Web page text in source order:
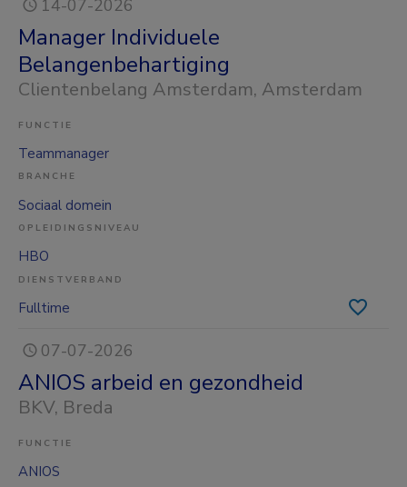
14-07-2026
Manager Individuele
Belangenbehartiging
Clientenbelang Amsterdam, Amsterdam
FUNCTIE
Teammanager
BRANCHE
Sociaal domein
OPLEIDINGSNIVEAU
HBO
DIENSTVERBAND
Fulltime
07-07-2026
ANIOS arbeid en gezondheid
BKV, Breda
FUNCTIE
ANIOS